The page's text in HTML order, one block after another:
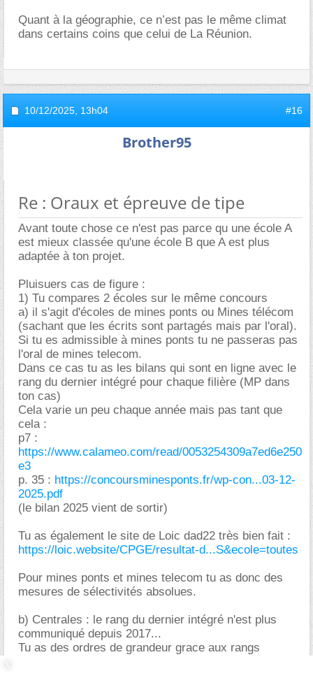
Quant à la géographie, ce n’est pas le même climat
dans certains coins que celui de La Réunion.
10/12/2025, 13h04 #16
Brother95
Re : Oraux et épreuve de tipe
Avant toute chose ce n'est pas parce qu une école A
est mieux classée qu'une école B que A est plus
adaptée à ton projet.
Pluisuers cas de figure :
1) Tu compares 2 écoles sur le même concours
a) il s'agit d'écoles de mines ponts ou Mines télécom
(sachant que les écrits sont partagés mais par l'oral).
Si tu es admissible à mines ponts tu ne passeras pas
l'oral de mines telecom.
Dans ce cas tu as les bilans qui sont en ligne avec le
rang du dernier intégré pour chaque filière (MP dans
ton cas)
Cela varie un peu chaque année mais pas tant que
cela :
p7 :
https://www.calameo.com/read/0053254309a7ed6e250
e3
p. 35 : https://concoursminesponts.fr/wp-con...03-12-
2025.pdf
(le bilan 2025 vient de sortir)
Tu as également le site de Loic dad22 très bien fait :
https://loic.website/CPGE/resultat-d...S&ecole=toutes
Pour mines ponts et mines telecom tu as donc des
mesures de sélectivités absolues.
b) Centrales : le rang du dernier intégré n'est plus
communiqué depuis 2017...
Tu as des ordres de grandeur grace aux rangs